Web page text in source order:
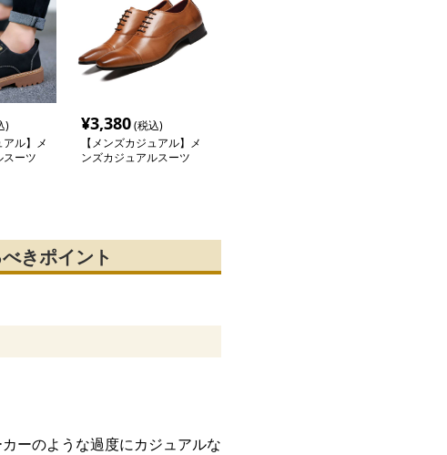
)
アル】メ
スーツ
¥3,380(税込)
【メンズカジュアル】メ
ンズカジュアルスーツ
きポイント
ーのような過度にカジュアルな